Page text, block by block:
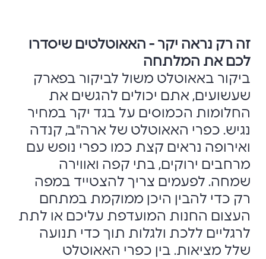
זה רק נראה יקר - האאוטלטים שיסדרו
לכם את המלתחה
ביקור באאוטלט משול לביקור בפארק
שעשועים, אתם יכולים להגשים את
החלומות הכמוסים על בגד יקר במחיר
נגיש. כפרי האאוטלט של ארה"ב, קנדה
ואירופה נראים קצת כמו כפרי נופש עם
מרחבים ירוקים, בתי קפה ואווירה
שמחה. לפעמים צריך להצטייד במפה
רק כדי להבין היכן ממוקמת במתחם
העצום החנות המועדפת עליכם או לתת
לרגליים ללכת ולגלות תוך כדי תנועה
שלל מציאות. בין כפרי האאוטלט